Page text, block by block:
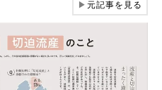
▶元記事を見る